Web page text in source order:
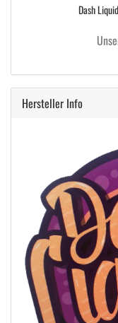
Dash
Hersteller Info